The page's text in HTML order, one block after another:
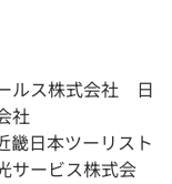
ルス株式会社 日
社
日本ツーリスト
ービス株式会